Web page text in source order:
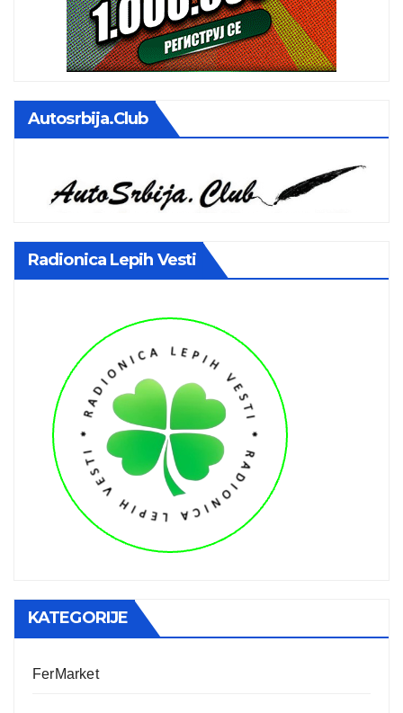
Autosrbija.club
Radionica Lepih Vesti
KATEGORIJE
FerMarket